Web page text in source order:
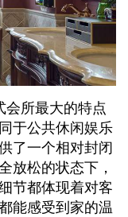
会所最大的特点
于公共休闲娱乐
了一个相对封闭
放松的状态下，
节都体现着对客
能感受到家的温